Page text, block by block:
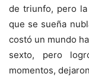
de triunfo, pero
que se sueña
costó un mundo
sexto, pero
momentos,